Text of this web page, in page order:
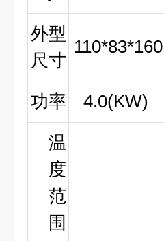
外型
尺寸
110*83*160
功率 4.0(KW)
温
度
范
围